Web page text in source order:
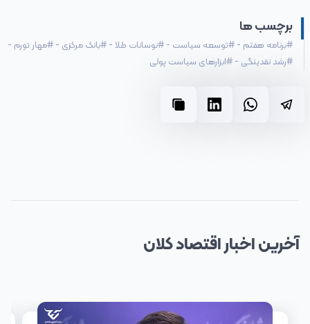
برچسب ها
#برنامه هفتم -
#توسعه سیاست‌ -
#نوسانات طلا -
#بانک مرکزی -
#مهار تورم -
#رشد نقدینگی -
#ابزارهای سیاست پولی
آخریناخباراقتصاد کلان